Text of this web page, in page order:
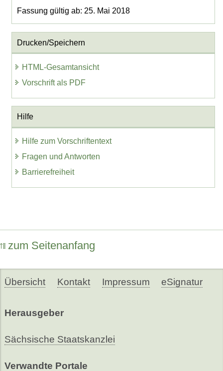
Fassung gültig ab: 25. Mai 2018
Drucken/Speichern
HTML-Gesamtansicht
Vorschrift als PDF
Hilfe
Hilfe zum Vorschriftentext
Fragen und Antworten
Barrierefreiheit
zum Seitenanfang
Übersicht Kontakt Impressum eSignatur
Herausgeber
Sächsische Staatskanzlei
Verwandte Portale